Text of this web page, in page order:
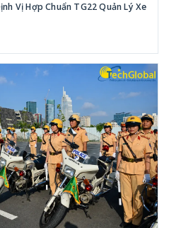
Vị Hợp Chuẩn TG22 Quản Lý Xe